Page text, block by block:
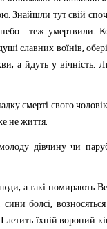
.Знайшли тут свій
небо—теж умертвили.
славних воїнів,
, а йдуть у вічність.
смерті свого
не життя.
дівчину чи
, а такі помирають
сини болсі,возносяться
І летить їхній вороний